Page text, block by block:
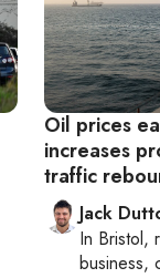
Oil prices
increases
traffic
Jack
In Bristol,
business,